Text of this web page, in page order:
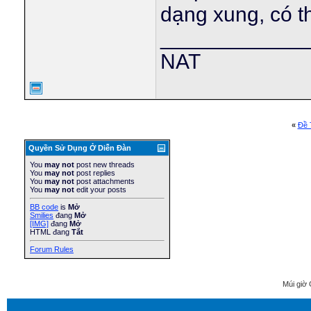
dạng xung, có
NAT
« Ðề
Quyền Sử Dụng Ở Diễn Ðàn
You may not post new threads
You may not post replies
You may not post attachments
You may not edit your posts
BB code is Mở
Smilies đang Mở
[IMG] đang Mở
HTML đang Tắt
Forum Rules
Múi giờ